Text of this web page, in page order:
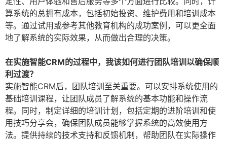
算系统的总拥有成本，包括初始投资、维护费用和培训成本
等。通过试用或参考其他教育机构的成功案例，可以更全面
地了解系统的实际效果，从而做出合理的决策。
在实施智能CRM的过程中，我该如何进行团队培训以确保顺
利过渡？
实施智能CRM后，团队培训至关重要。可以安排系统使用的
基础培训课程，让团队成员了解系统的基本功能和操作流
程。同时，制定详细的培训计划，包括定期的进阶培训和使
用技巧分享会，确保团队成员能够掌握系统的高效使用方
法。提供持续的技术支持和反馈机制，帮助团队在实际操作